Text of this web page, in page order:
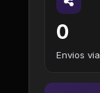
0
Envios